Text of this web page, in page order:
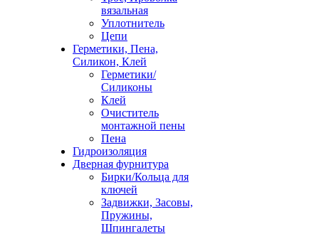
вязальная
Уплотнитель
Цепи
Герметики, Пена,
Силикон, Клей
Герметики/
Силиконы
Клей
Очиститель
монтажной пены
Пена
Гидроизоляция
Дверная фурнитура
Бирки/Кольца для
ключей
Задвижки, Засовы,
Пружины,
Шпингалеты